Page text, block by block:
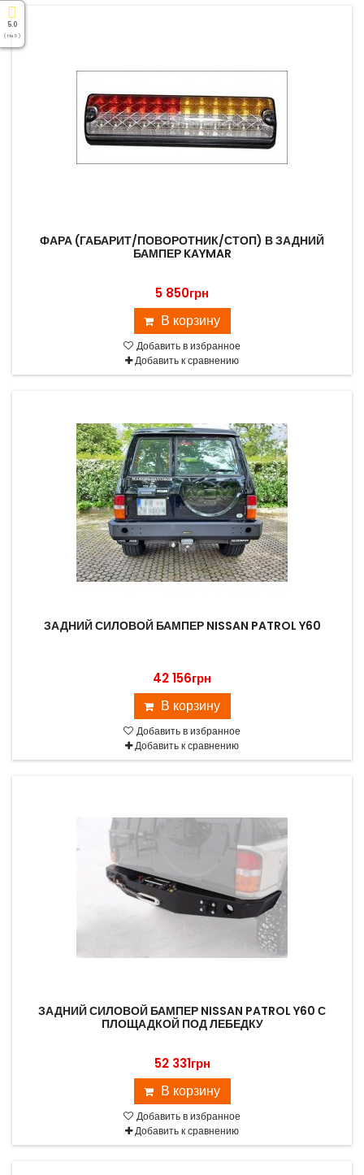
ФАРА (ГАБАРИТ/ПОВОРОТНИК/СТОП) В ЗАДНИЙ
БАМПЕР KAYMAR
5 850грн
В корзину
Добавить в избранное
Добавить к сравнению
ЗАДНИЙ СИЛОВОЙ БАМПЕР NISSAN PATROL Y60
42 156грн
В корзину
Добавить в избранное
Добавить к сравнению
ЗАДНИЙ СИЛОВОЙ БАМПЕР NISSAN PATROL Y60 С
ПЛОЩАДКОЙ ПОД ЛЕБЕДКУ
52 331грн
В корзину
Добавить в избранное
Добавить к сравнению
5.0
( На 5 )